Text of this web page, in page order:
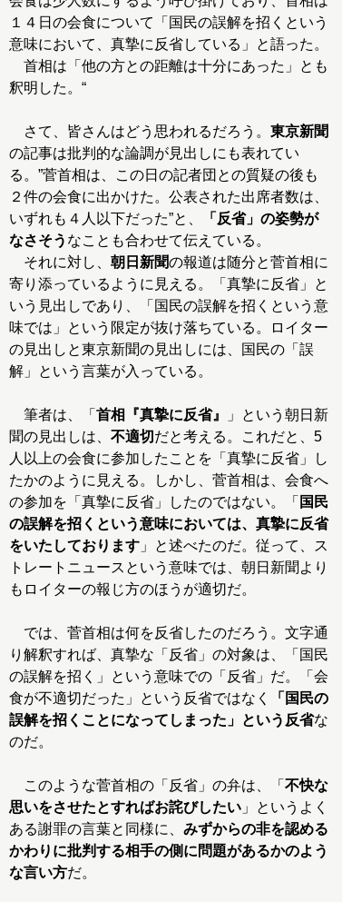
１４日の会食について「国民の誤解を招くという
意味において、真摯に反省している」と語った。
首相は「他の方との距離は十分にあった」とも
釈明した。“
さて、皆さんはどう思われるだろう。 東京新聞
の記事は批判的な論調が見出しにも表れてい
る。”菅首相は、この日の記者団との質疑の後も
２件の会食に出かけた。公表された出席者数は、
いずれも４人以下だった”と、
「反省」の姿勢が
なさそう なことも合わせて伝えている。
それに対し、 朝日新聞の報道は随分と菅首相に
寄り添っているように見える。「真摯に反省」と
いう見出しであり、「国民の誤解を招くという意
味では」という限定が抜け落ちている。ロイター
の見出しと東京新聞の見出しには、国民の「誤
解」という言葉が入っている。
筆者は、「 首相『真摯に反省』
」という朝日新
聞の見出しは、 不適切だと考える。これだと、5
人以上の会食に参加したことを「真摯に反省」し
たかのように見える。しかし、菅首相は、会食へ
の参加を「真摯に反省」したのではない。「 国民
の誤解を招くという意味においては、真摯に反省
をいたしております 」と述べたのだ。従って、ス
トレートニュースという意味では、朝日新聞より
もロイターの報じ方のほうが適切だ。
では、菅首相は何を反省したのだろう。文字通
り解釈すれば、真摯な「反省」の対象は、「国民
の誤解を招く」という意味での「反省」だ。「会
食が不適切だった」という反省ではなく
「国民の
誤解を招くことになってしまった」という反省な
のだ。
このような菅首相の「反省」の弁は、「 不快な
思いをさせたとすればお詫びしたい 」というよく
ある謝罪の言葉と同様に、 みずからの非を認める
かわりに批判する相手の側に問題があるかのよう
な言い方だ。